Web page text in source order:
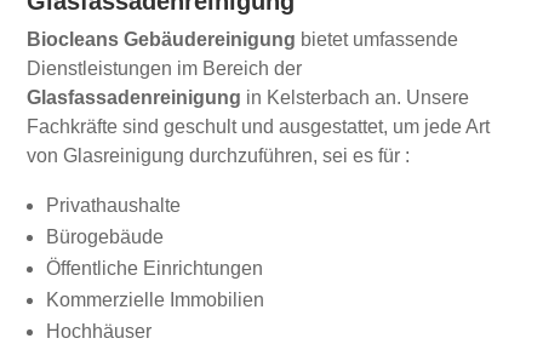
Biocleans Gebäudereinigung bietet umfassende
Dienstleistungen im Bereich der
Glasfassadenreinigung in Kelsterbach an. Unsere
Fachkräfte sind geschult und ausgestattet, um jede Art
von Glasreinigung durchzuführen, sei es für :
Privathaushalte
Bürogebäude
Öffentliche Einrichtungen
Kommerzielle Immobilien
Hochhäuser